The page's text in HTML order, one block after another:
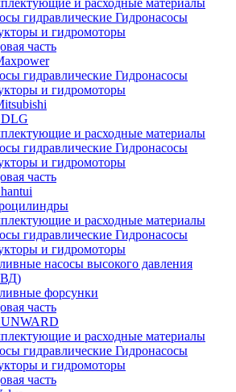
и расходные материалы
гидравлические Гидронасосы
и гидромоторы
часть
гидравлические Гидронасосы
и гидромоторы
и расходные материалы
гидравлические Гидронасосы
и гидромоторы
часть
и расходные материалы
гидравлические Гидронасосы
и гидромоторы
насосы высокого давления
форсунки
часть
и расходные материалы
гидравлические Гидронасосы
и гидромоторы
часть